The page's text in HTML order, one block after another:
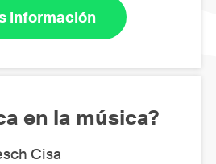
información
en la música?
Cisa